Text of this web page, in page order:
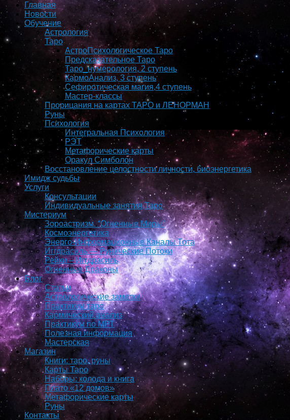
Главная
Новости
Обучение
Астрология
Таро
АстроПсихологическое Таро
Предсказательное Таро
Таро_нумерология, 2 ступень
КармоAнализ, 3 ступень
Сефиротическая магия,4 ступень
Мастер-классы
Прорицания на картах ТАРО и ЛЕНОРМАН
Руны
Психология
Интегральная Психология
РЭТ
Метафорические карты
Оракул Симболон
Восстановление целостности личности, биоэнергетика
Имидж судьбы
Услуги
Консультации
Индивидуальные занятия,Таро
Мистериум
Зороастризм. “Огненные Миры”
Космоэнергетика
Энерго-Информационные Каналы Тота
Иггдрасиль — Рунические Потоки
Рейки – Иггдрасиль
Огненные Драконы
Блог
Статьи
Астрологические заметки
Практикум таро
Кармический анализ
Практикум по МРТ
Полезная информация
Мастерская
Магазин
Книги: таро, руны
Карты Таро
Наборы: колода и книга
Плато «12 домов»
Метафорические карты
Руны
Контакты